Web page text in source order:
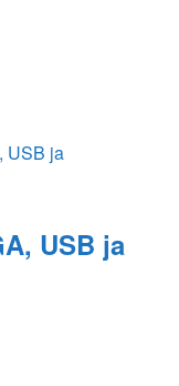
USB ja